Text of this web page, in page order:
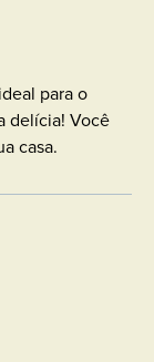
para o
delícia! Você
casa.